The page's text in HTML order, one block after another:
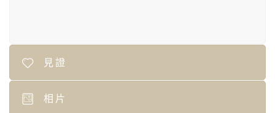
見證
相片